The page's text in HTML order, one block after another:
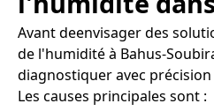
Avant deenvisager des
de l'humidité à Bahus-
diagnostiquer avec
Les causes principales sont :